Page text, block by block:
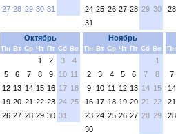
27 28 29 30 31
24 25 26 27 28 29 30
31
28
Октябрь
Пн Вт Ср Чт Пт Сб Вс
1 2 3
4
5
6 7 8 9 10 11
12 13 14 15 16 17 18
19 20 21 22 23 24 25
26 27 28 29 30 31
Ноябрь
Пн Вт Ср Чт Пт Сб Вс
1
2
3 4 5 6 7
8
9
10 11 12 13 14 15
16 17 18 19 20 21 22
23 24 25 26 27 28 29
30
Пн
7
14
21
28